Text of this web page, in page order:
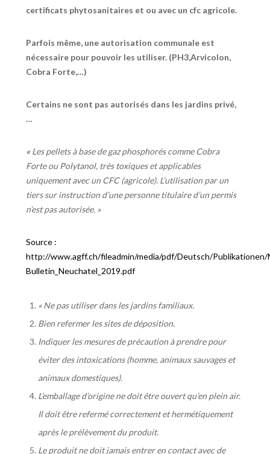
certificats phytosanitaires et ou avec un cfc agricole.
Parfois même, une autorisation communale est
nécessaire pour pouvoir les utiliser. (PH3,Arvicolon,
Cobra Forte,…)
Certains ne sont pas autorisés dans les jardins privé,
…
« Les pellets à base de gaz phosphorés comme Cobra
Forte ou Polytanol, très toxiques et applicables
uniquement avec un CFC (agricole). L’utilisation par un
tiers sur instruction d’une personne titulaire d’un permis
n’est pas autorisée. »
Source :
http://www.agff.ch/fileadmin/media/pdf/Deutsch/
Bulletin_Neuchatel_2019.pdf
« Ne pas utiliser dans les jardins familiaux.
Bien refermer les sites de déposition.
Indiquer les mesures de précaution à prendre pour
éviter des intoxications (homme, animaux sauvages et
animaux domestiques).
L’emballage d’origine ne doit être ouvert qu’en plein air.
Il doit être refermé correctement et hermétiquement
après le prélèvement du produit.
Le produit ne doit jamais entrer en contact avec de